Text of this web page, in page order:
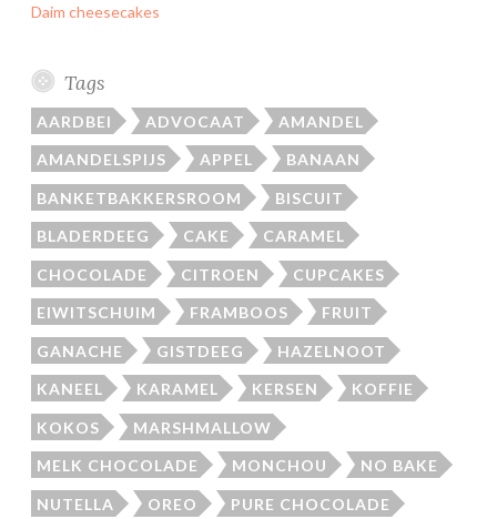
Daim cheesecakes
Tags
AARDBEI ADVOCAAT AMANDEL
AMANDELSPIJS APPEL BANAAN
BANKETBAKKERSROOM BISCUIT
BLADERDEEG CAKE CARAMEL
CHOCOLADE CITROEN CUPCAKES
EIWITSCHUIM FRAMBOOS FRUIT
GANACHE GISTDEEG HAZELNOOT
KANEEL KARAMEL KERSEN KOFFIE
KOKOS MARSHMALLOW
MELK CHOCOLADE MONCHOU NO BAKE
NUTELLA OREO PURE CHOCOLADE